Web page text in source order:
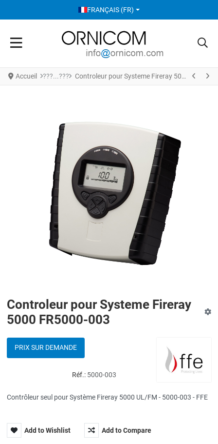
SÉLECTIONNEZ VOTRE LANGUE
FRANÇAIS (FR)
Accueil Controleur pour Systeme Fireray 5000 FR5000-003
Controleur pour Systeme Fireray
5000 FR5000-003
PRIX SUR DEMANDE
Réf.: 5000-003
Contrôleur seul pour Système Fireray 5000 UL/FM - 5000-003 - FFE
Add to Wishlist Add to Compare